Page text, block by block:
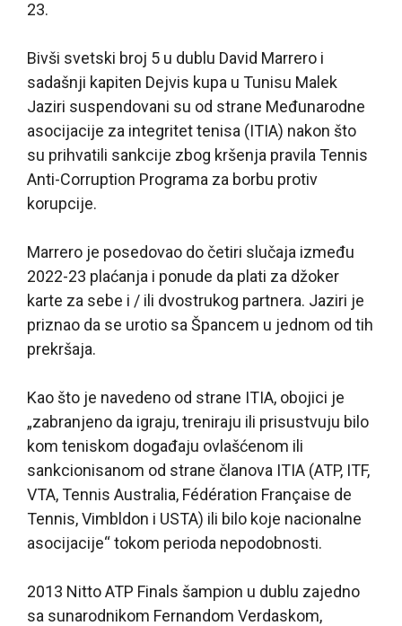
23.
Bivši svetski broj 5 u dublu David Marrero i
sadašnji kapiten Dejvis kupa u Tunisu Malek
Jaziri suspendovani su od strane Međunarodne
asocijacije za integritet tenisa (ITIA) nakon što
su prihvatili sankcije zbog kršenja pravila Tennis
Anti-Corruption Programa za borbu protiv
korupcije.
Marrero je posedovao do četiri slučaja između
2022-23 plaćanja i ponude da plati za džoker
karte za sebe i / ili dvostrukog partnera. Jaziri je
priznao da se urotio sa Špancem u jednom od tih
prekršaja.
Kao što je navedeno od strane ITIA, obojici je
„zabranjeno da igraju, treniraju ili prisustvuju bilo
kom teniskom događaju ovlašćenom ili
sankcionisanom od strane članova ITIA (ATP, ITF,
VTA, Tennis Australia, Fédération Française de
Tennis, Vimbldon i USTA) ili bilo koje nacionalne
asocijacije“ tokom perioda nepodobnosti.
2013 Nitto ATP Finals šampion u dublu zajedno
sa sunarodnikom Fernandom Verdaskom,